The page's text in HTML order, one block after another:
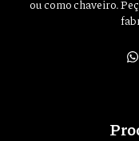
ou como chaveiro.